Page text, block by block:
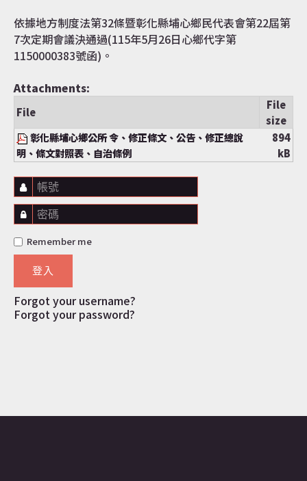
便民服務
資訊公開
民意交流
依據地方制度法第32條暨彰化縣埔心鄉民代表會第22屆第
7次定期會議決通過(115年5月26日心鄉代字第
1150000383號函)。
Attachments:
File
File
size
彰化縣埔心鄉公所 令、修正條文、公告、修正總說
明、條文對照表、自治條例
894
kB
帳號
密碼
Remember me
登入
Forgot your username?
Forgot your password?